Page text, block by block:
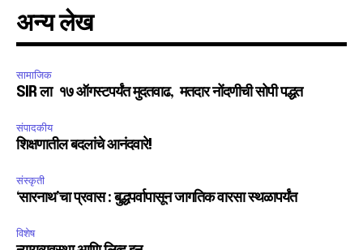
अन्य लेख
सामाजिक
SIR ला १७ ऑगस्टपर्यंत मुदतवाढ, मतदार नोंदणीची सोपी पद्धत
संपादकीय
शिक्षणातील बदलांचे आनंदवारे!
संस्कृती
‘सारनाथ’चा प्रवास : बुद्धपर्वापासून जागतिक वारसा स्थळापर्यंत
विशेष